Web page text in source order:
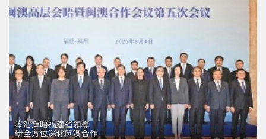
岑浩輝晤福建省領導
研全方位深化閩澳合作